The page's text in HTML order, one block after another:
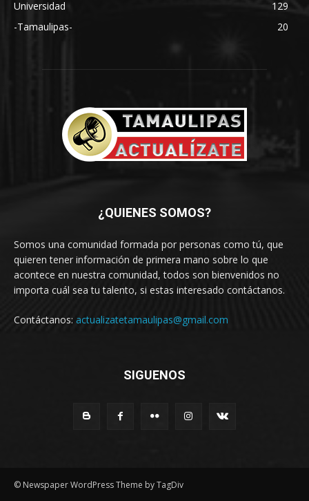
Universidad
129
-Tamaulipas-
20
¿QUIENES SOMOS?
Somos una comunidad formada por personas como tú, que
quieren tener información de primera mano sobre lo que
acontece en nuestra comunidad, todos son bienvenidos no
importa cuál sea tu talento, si estas interesado contáctanos.
Contáctanos: actualizatetamaulipas@gmail.com
SIGUENOS
© Newspaper WordPress Theme by TagDiv